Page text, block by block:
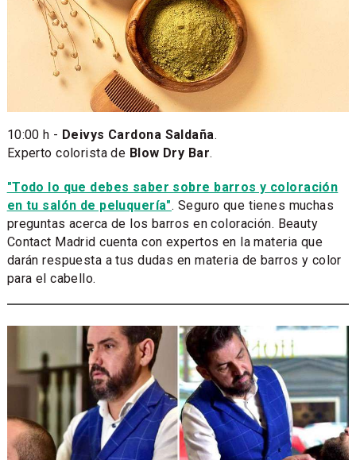
10:00 h - Deivys Cardona Saldaña.
Experto colorista de Blow Dry Bar.
"Todo lo que debes saber sobre barros y coloración
en tu salón de peluquería". Seguro que tienes muchas
preguntas acerca de los barros en coloración. Beauty
Contact Madrid cuenta con expertos en la materia que
darán respuesta a tus dudas en materia de barros y color
para el cabello.